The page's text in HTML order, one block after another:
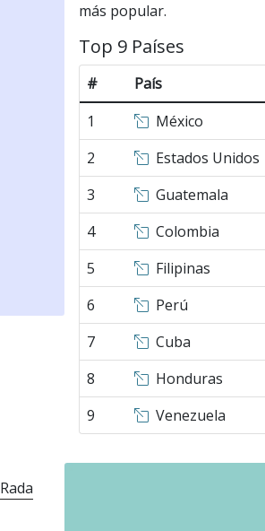
más popular.
Top 9 Países
#
País
1
México
2
Estados Unidos
3
Guatemala
4
Colombia
5
Filipinas
6
Perú
7
Cuba
8
Honduras
9
Venezuela
Rada